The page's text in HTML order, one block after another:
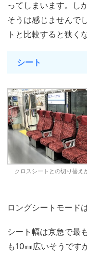
ってしまいます。し
そうは感じませんで
トと比較すると狭く
シート
クロスシートとの切り替え
ロングシートモード
シート幅は京急で最
も10㎜広いそうです